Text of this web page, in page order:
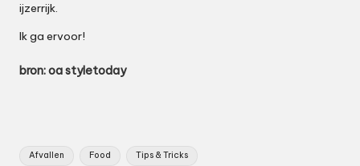
ijzerrijk.
Ik ga ervoor!
bron: oa styletoday
Tags:
Afvallen Food Tips & Tricks